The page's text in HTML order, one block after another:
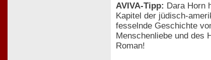
AVIVA-Tipp: Dara Horn
Kapitel der jüdisch-
fesselnde Geschichte
Menschenliebe und des
Roman!